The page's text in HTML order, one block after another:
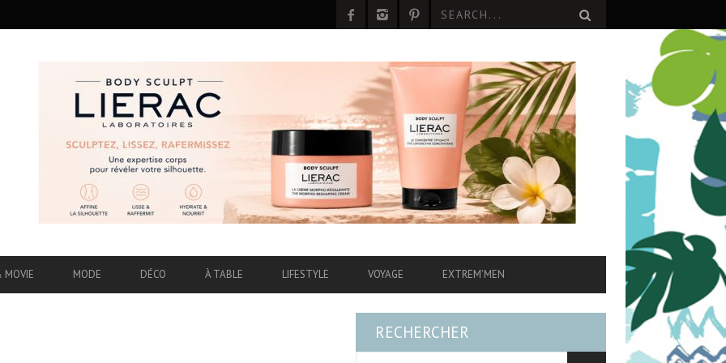
MOVIE MODE DÉCO À TABLE LIFESTYLE VOYAGE EXTREM’MEN
RECHERCHER